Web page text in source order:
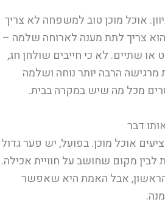
אוכל מוכן טוב למשפחה לא צריך
צריך לתת מענה לארוחה שלמה –
או שתיים. לא כי חייבים שולחן חג,
הרבה יותר נוחה ושלמה
מכל מה שיש במקרה בבית.
דבר
אוכל מוכן. בפועל, יש פער גדול
לבין מקום שחושב על חוויית אכילה.
אבל האמת היא שאפשר